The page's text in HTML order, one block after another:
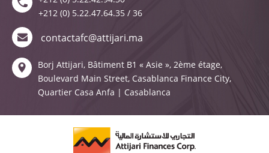
+212 (0) 5.22.47.64.35 / 36
contactafc@attijari.ma
Borj Attijari, Bâtiment B1 « Asie », 2ème étage,
Boulevard Main Street, Casablanca Finance City,
Quartier Casa Anfa | Casablanca